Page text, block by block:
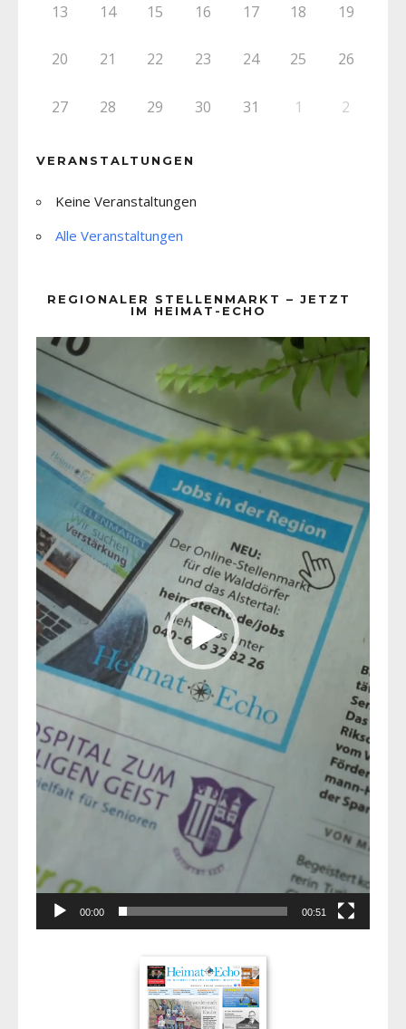
13 14 15 16 17 18 19
20 21 22 23 24 25 26
27 28 29 30 31 1 2
VERANSTALTUNGEN
Keine Veranstaltungen
Alle Veranstaltungen
REGIONALER STELLENMARKT – JETZT
IM HEIMAT-ECHO
Player
00:00 00:51